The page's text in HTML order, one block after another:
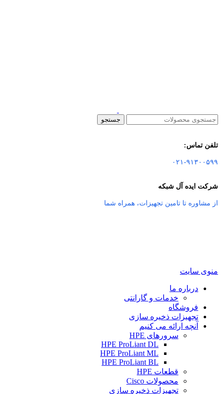
جستجو
تلفن تماس:
۰۲۱-۹۱۳۰۰۵۹۹
شرکت ایده آل شبکه
از مشاوره تا تامین تجهیزات، همراه شما
منوی سایت
درباره ما
خدمات و گارانتی
فروشگاه
تجهیزات ذخیره سازی
آنچه ارائه می کنیم
سرورهای HPE
HPE ProLiant DL
HPE ProLiant ML
HPE ProLiant BL
قطعات HPE
محصولات Cisco
تجهیزات ذخیره سازی